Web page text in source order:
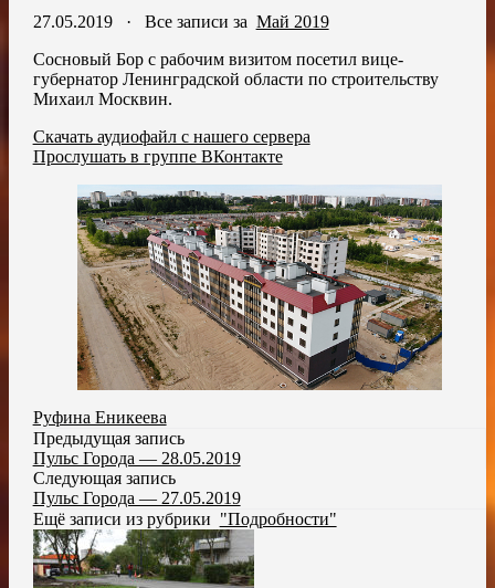
27.05.2019· Все записи за Май 2019
Сосновый Бор с рабочим визитом посетил вице-
губернатор Ленинградской области по строительству
Михаил Москвин.
Скачать аудиофайл с нашего сервера
Прослушать в группе ВКонтакте
Руфина Еникеева
Предыдущая запись
Пульс Города — 28.05.2019
Следующая запись
Пульс Города — 27.05.2019
Ещё записи из рубрики "Подробности"